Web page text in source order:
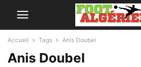
Accueil Tags Anis Doubel
Anis Doubel